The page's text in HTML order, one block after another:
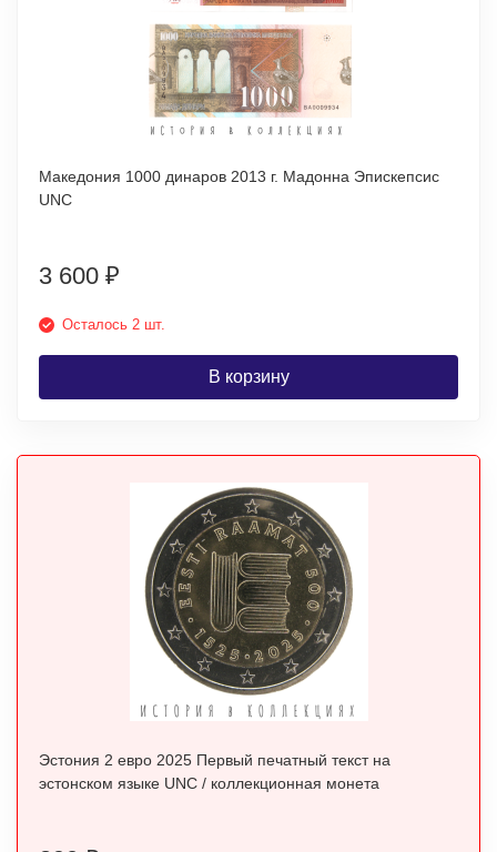
Македония 1000 динаров 2013 г. Мадонна Эпискепсис
UNC
3 600 ₽
Осталось 2 шт.
В корзину
Эстония 2 евро 2025 Первый печатный текст на
эстонском языке UNC / коллекционная монета